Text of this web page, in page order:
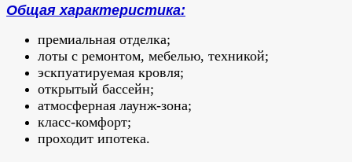
Общая характеристика:
премиальная отделка;
лоты с ремонтом, мебелью, техникой;
эскпуатируемая кровля;
открытый бассейн;
атмосферная лаунж-зона;
класс-комфорт;
проходит ипотека.